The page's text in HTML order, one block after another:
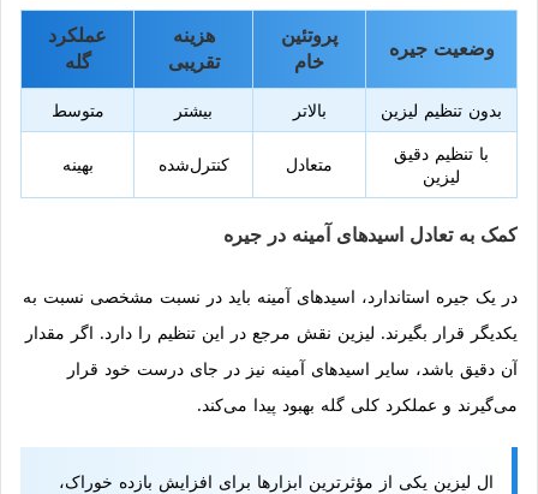
وضعیت جیره
پروتئین
خام
هزینه
تقریبی
عملکرد
گله
بدون تنظیم لیزین بالاتر بیشتر
متوسط
با تنظیم دقیق
لیزین
متعادل کنترل‌شده بهینه
کمک به تعادل اسیدهای آمینه در جیره
در یک جیره استاندارد، اسیدهای آمینه باید در نسبت مشخصی نسبت به
یکدیگر قرار بگیرند. لیزین نقش مرجع در این تنظیم را دارد. اگر مقدار
آن دقیق باشد، سایر اسیدهای آمینه نیز در جای درست خود قرار
می‌گیرند و عملکرد کلی گله بهبود پیدا می‌کند.
ال لیزین یکی از مؤثرترین ابزارها برای افزایش بازده خوراک،